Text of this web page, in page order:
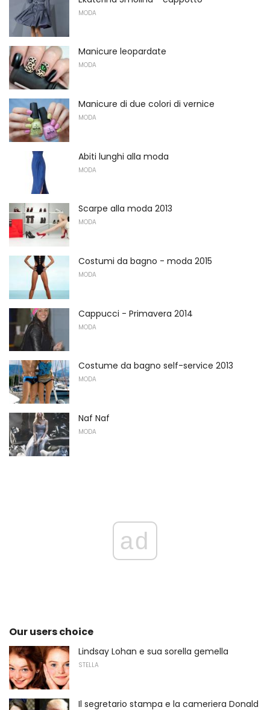
MODA
Manicure leopardate
MODA
Manicure di due colori di vernice
MODA
Abiti lunghi alla moda
MODA
Scarpe alla moda 2013
MODA
Costumi da bagno - moda 2015
MODA
Cappucci - Primavera 2014
MODA
Costume da bagno self-service 2013
MODA
Naf Naf
MODA
ad
Our users choice
Lindsay Lohan e sua sorella gemella
STELLA
Il segretario stampa e la cameriera Donald